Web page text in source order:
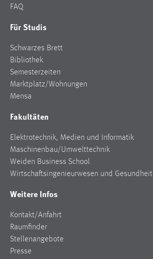
FAQ
Für Studis
Schwarzes Brett
Bibliothek
Semesterzeiten
Marktplatz/Wohnungen
Mensa
Fakultäten
Elektrotechnik, Medien und Informatik
Maschinenbau/Umwelttechnik
Weiden Business School
Wirtschaftsingenieurwesen und Gesundheit
Weitere Infos
Kontakt/Anfahrt
Raumfinder
Stellenangebote
Presse